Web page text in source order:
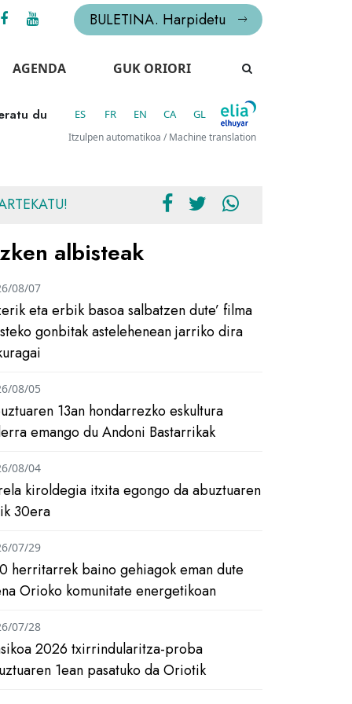
BULETINA. Harpidetu
AGENDA GUK ORIORI
du
ES FR EN CA GL
Itzulpen automatikoa / Machine translation
albisteak
eta erbik basoa salbatzen dute’ filma
gonbitak astelehenean jarriko dira
08/07
13an hondarrezko eskultura
emango du Andoni Bastarrikak
08/05
kiroldegia itxita egongo da abuztuaren
30era
08/04
herritarrek baino gehiagok eman dute
Orioko komunitate energetikoan
07/29
2026 txirrindularitza-proba
1ean pasatuko da Oriotik
07/28